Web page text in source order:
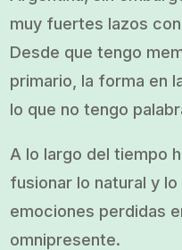
muy fuertes lazos
Desde que tengo
primario, la forma en
lo que no tengo
A lo largo del tiempo
fusionar lo natural y
emociones perdidas
omnipresente.